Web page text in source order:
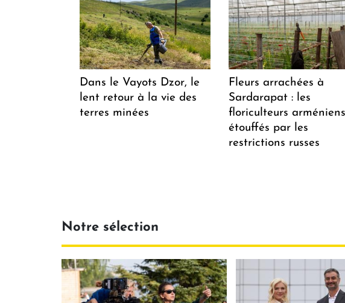
Dans le Vayots Dzor, le
lent retour à la vie des
terres minées
Fleurs arrachées à
Sardarapat : les
floriculteurs arméniens
étouffés par les
restrictions russes
Notre sélection